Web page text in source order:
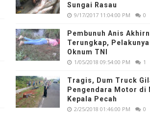
Sungai Rasau
9/17/2017 11:04:00 PM 0
Pembunuh Anis
Terungkap,
Oknum TNI
1/05/2018 09:54:00 PM 1
Tragis, Dum Truck
Pengendara Motor di
Kepala Pecah
2/25/2018 01:46:00 PM 0